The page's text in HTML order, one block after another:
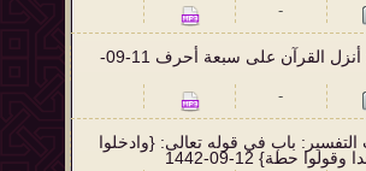
-
148 ‌‌‌‌‌‌‌‌‌‌باب: أنزل القرآن على سبعة أحرف 11-09-
-
التفسير: ‌‌باب في قوله تعالى: {وادخلوا
حطة} 12-09-1442